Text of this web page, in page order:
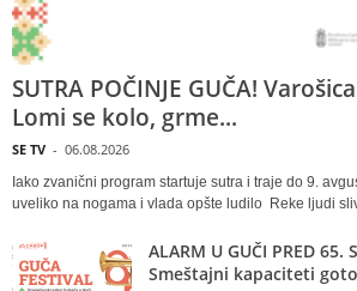
SUTRA POČINJE GUČA!
Lomi se kolo, grme...
SE TV - 06.08.2026
Iako zvanični program startuje sutra i traje do 9.
uveliko na nogama i vlada opšte ludilo Reke ljudi
ALARM U GUČI PRED 65.
Smeštajni kapaciteti